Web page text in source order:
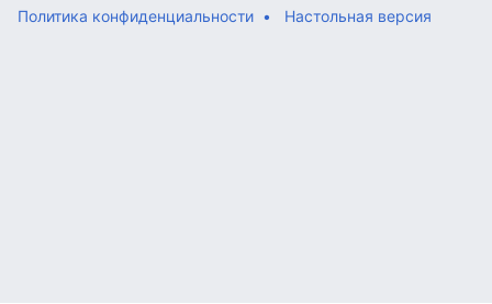
Политика конфиденциальности Настольная версия